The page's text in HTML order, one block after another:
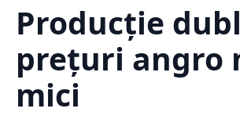
Producție
prețuri angro
mici